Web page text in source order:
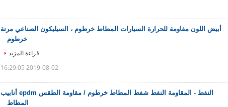
أبيض اللون مقاومة للحرارة السيارات المطاط خرطوم ، السيليكون الصناعي مرنة
خرطوم
قراءة المزيد
2019-08-02 16:29:05
النفط - المقاومة النفط شفط المطاط خرطوم / مقاومة الطقس epdm أنابيب
المطاط